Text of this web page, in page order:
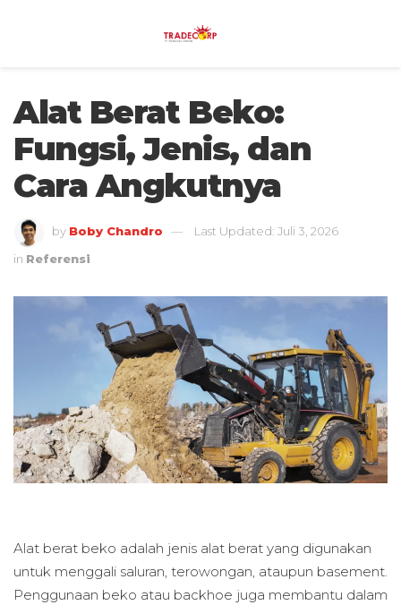
Alat Berat Beko:
Fungsi, Jenis, dan
Cara Angkutnya
by Boby Chandro
Last Updated: Juli 3, 2026
in Referensi
Alat berat beko adalah jenis alat berat yang digunakan
untuk menggali saluran, terowongan, ataupun basement.
Penggunaan beko atau backhoe juga membantu dalam